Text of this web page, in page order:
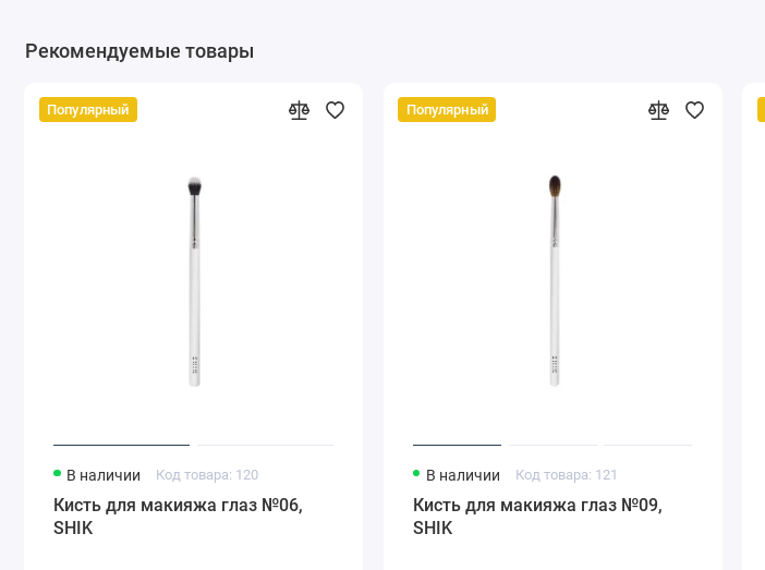
Рекомендуемые товары
Популярный
В наличии Код товара: 120
Кисть для макияжа глаз №06,
SHIK
Популярный
В наличии Код товара: 121
Кисть для макияжа глаз №09,
SHIK